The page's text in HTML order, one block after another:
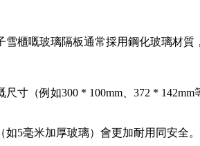
櫃嘅玻璃隔板通常採用鋼化玻璃材質
寸（例如300 * 100mm、372 *
5毫米加厚玻璃）會更加耐用同安全。